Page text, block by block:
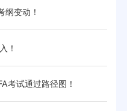
纲变动！
！
考试通过路径图！